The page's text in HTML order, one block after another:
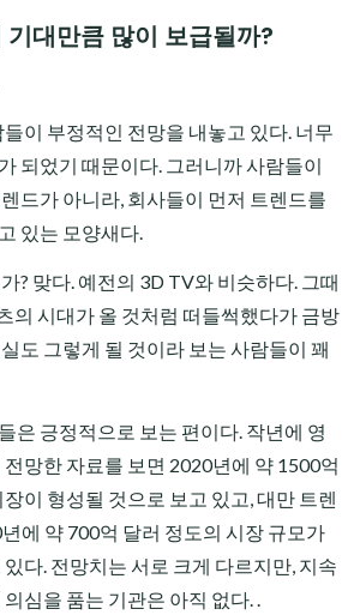
대만큼 많이 보급될까?
이 부정적인 전망을 내놓고 있다. 너무
되었기 때문이다. 그러니까 사람들이
드가 아니라, 회사들이 먼저 트렌드를
있는 모양새다.
? 맞다. 예전의 3D TV와 비슷하다. 그때
의 시대가 올 것처럼 떠들썩했다가 금방
도 그렇게 될 것이라 보는 사람들이 꽤
은 긍정적으로 보는 편이다. 작년에 영
망한 자료를 보면 2020년에 약 1500억
이 형성될 것으로 보고 있고, 대만 트렌
에 약 700억 달러 정도의 시장 규모가
다. 전망치는 서로 크게 다르지만, 지속
심을 품는 기관은 아직 없다. .